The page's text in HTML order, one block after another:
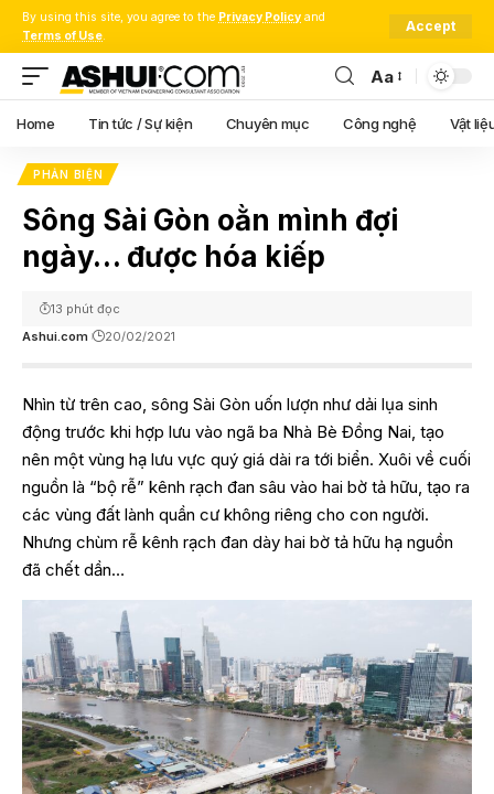
By using this site, you agree to the Privacy Policy and
Terms of Use.
Accept
Font
Resizer
Aa
Home Tin tức / Sự kiện Chuyên mục Công nghệ Vật
PHẢN BIỆN
Sông Sài Gòn oằn mình đợi
ngày… được hóa kiếp
Ashui.com 20/02/2021
13 phút đọc
Nhìn từ trên cao, sông Sài Gòn uốn lượn như dải lụa sinh
động trước khi hợp lưu vào ngã ba Nhà Bè Đồng Nai, tạo
nên một vùng hạ lưu vực quý giá dài ra tới biển. Xuôi về cuối
nguồn là “bộ rễ” kênh rạch đan sâu vào hai bờ tả hữu, tạo ra
các vùng đất lành quần cư không riêng cho con người.
Nhưng chùm rễ kênh rạch đan dày hai bờ tả hữu hạ nguồn
đã chết dần…